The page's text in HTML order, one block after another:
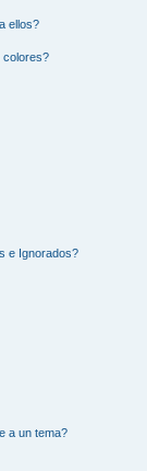
ellos?
colores?
e Ignorados?
a un tema?